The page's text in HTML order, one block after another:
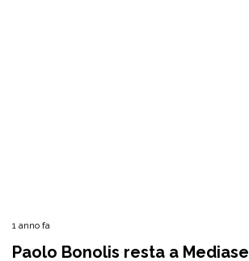
1 anno fa
Paolo Bonolis resta a